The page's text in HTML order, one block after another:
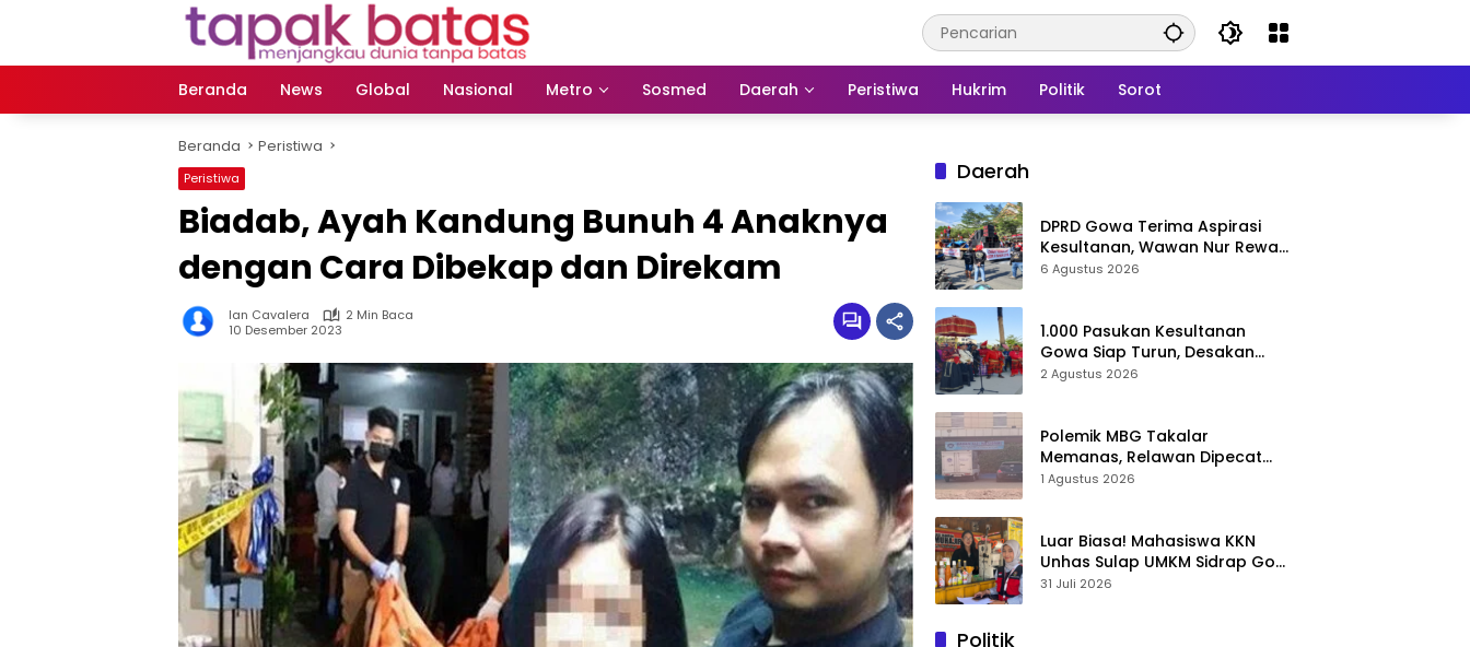
Beranda
News Global Nasional Metro Sosmed Daerah Peristiwa Hukrim Politik Sorot
Beranda Peristiwa
Peristiwa
Biadab, Ayah Kandung Bunuh 4 Anaknya
dengan Cara Dibekap dan Direkam
Ian Cavalera
2 Min Baca
10 Desember 2023
Daerah
DPRD Gowa Terima Aspirasi
Kesultanan, Wawan Nur Rewa
Apresiasi Polresta Gowa
6 Agustus 2026
1.000 Pasukan Kesultanan
Gowa Siap Turun, Desakan
Cabut Perda LAD Menguat
2 Agustus 2026
Polemik MBG Takalar
Memanas, Relawan Dipecat
Sepihak? BGN Mulai Bongkar
1 Agustus 2026
Luar Biasa! Mahasiswa KKN
Unhas Sulap UMKM Sidrap Go
Digital dalam Hitungan Hari
31 Juli 2026
Politik